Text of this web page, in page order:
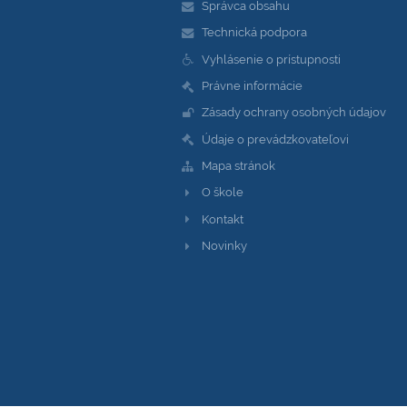
Správca obsahu
Technická podpora
Vyhlásenie o prístupnosti
Právne informácie
Zásady ochrany osobných údajov
Údaje o prevádzkovateľovi
Mapa stránok
O škole
Kontakt
Novinky